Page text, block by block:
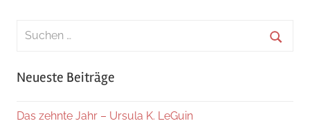
Suchen
Neueste Beiträge
Das zehnte Jahr – Ursula K. LeGuin